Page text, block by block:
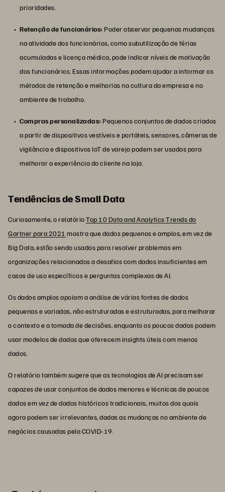
prioridades.
Retenção de funcionários: Poder observar pequenas mudanças
na atividade dos funcionários, como subutilização de férias
acumuladas e licença médica, pode indicar níveis de motivação
dos funcionários. Essas informações podem ajudar a informar os
métodos de retenção e melhorias na cultura da empresa e no
ambiente de trabalho.
Compras personalizadas: Pequenos conjuntos de dados criados
a partir de dispositivos vestíveis e portáteis, sensores, câmeras de
vigilância e dispositivos IoT de varejo podem ser usados para
melhorar a experiência do cliente na loja.
Tendências de Small Data
Curiosamente, o relatórioTop 10 Data and Analytics Trends do
Gartner para 2021 mostra que dados pequenos e amplos, em vez de
Big Data, estão sendo usados para resolver problemas em
organizações relacionados a desafios com dados insuficientes em
casos de uso específicos e perguntas complexas de AI.
Os dados amplos apoiam a análise de várias fontes de dados
pequenas e variadas, não estruturadas e estruturadas, para melhorar
o contexto e a tomada de decisões, enquanto os poucos dados podem
usar modelos de dados que oferecem insights úteis com menos
dados.
O relatório também sugere que as tecnologias de AI precisam ser
capazes de usar conjuntos de dados menores e técnicas de poucos
dados em vez de dados históricos tradicionais, muitos dos quais
agora podem ser irrelevantes, dadas as mudanças no ambiente de
negócios causadas pela COVID-19.